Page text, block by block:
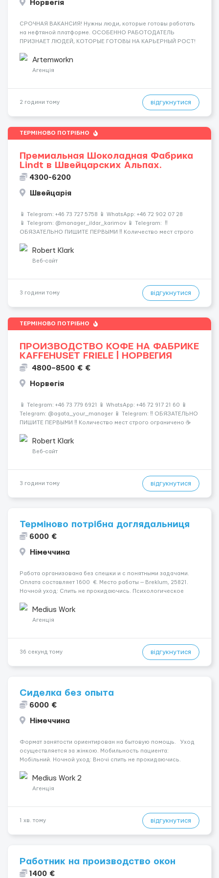
Норвегія
СРОЧНАЯ ВАКАНСИЯ! Нужны люди, которые готовы работать
на нефтяной платформе. ОСОБЕННО РАБОТОДАТЕЛЬ
ПРИЗНАЕТ ЛЮДЕЙ, КОТОРЫЕ ГОТОВЫ НА КАРЬЕРНЫЙ РОСТ!
сварщика, Помощник механика ( стыковка метала, зачистка
метала, подготовка рабочего места и т....
Artemworkn
Агенція
2 години тому відгукнутися
ТЕРМІНОВО ПОТРІБНО
Премиальная Шоколадная Фабрика
Lindt в Швейцарских Альпах.
4300-6200
Швейцарія
📱 Telegram: +46 73 727 5758 📱 WhatsApp: +46 72 902 07 28
📱 Telegram: @manager_ildar_karimov 📱 Telegram: ‼️
ОБЯЗАТЕЛЬНО ПИШИТЕ ПЕРВЫМИ ‼️ Количество мест строго
зарплаты 🏔 Швейцария &mdash...
Robert Klark
Веб-сайт
3 години тому відгукнутися
ТЕРМІНОВО ПОТРІБНО
ПРОИЗВОДСТВО КОФЕ НА ФАБРИКЕ
KAFFEHUSET FRIELE | НОРВЕГИЯ
4800–8500 € €
Норвегія
📱 Telegram: +46 73 779 6921 📱 WhatsApp: +46 72 917 21 60 📱
Telegram: @agata_your_manager 📱 Telegram: ‼️ ОБЯЗАТЕЛЬНО
ПИШИТЕ ПЕРВЫМИ ‼️ Количество мест строго ограничено ☕️
зарплаты Работа на кофе-заводе — стабильность и досто...
Robert Klark
Веб-сайт
3 години тому відгукнутися
Терміново потрібна доглядальниця
6000 €
Німеччина
Работа организована без спешки и с понятными задачами.
Оплата составляет 1600 €. Место работы — Breklum, 25821.
Ночной уход: Спить не прокидаючись. Психологическое
чоловіком. Мобильность пациента: Мобільний на візку (по...
Medius Work
Агенція
36 секунд тому відгукнутися
Сиделка без опыта
6000 €
Німеччина
Формат занятости ориентирован на бытовую помощь. Уход
осуществляется за жінкою. Мобильность пациента:
Мобільний. Ночной уход: Вночі спить не прокидаючись.
німецька вільна. Курение: тільки ззовні. Водител...
Medius Work 2
Агенція
1 хв. тому відгукнутися
Работник на производство окон
1400 €